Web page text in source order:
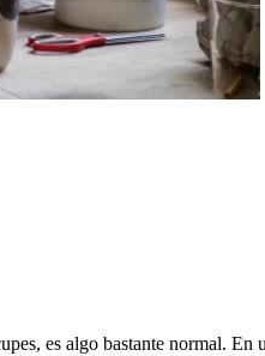
es algo bastante normal. En